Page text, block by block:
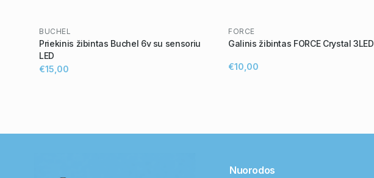
BUCHEL
Priekinis žibintas Buchel 6v su sensoriu
LED
€15,00
FORCE
Galinis žibintas FORCE Crystal 3LED
€10,00
Nuorodos